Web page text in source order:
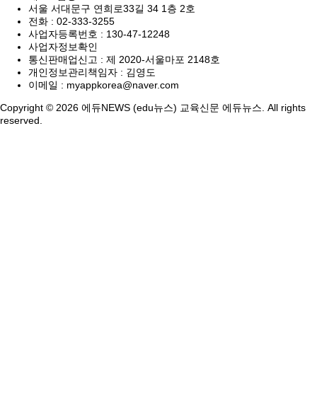
서울 서대문구 연희로33길 34 1층 2호
전화 : 02-333-3255
사업자등록번호 : 130-47-12248
사업자정보확인
통신판매업신고 : 제 2020-서울마포 2148호
개인정보관리책임자 : 김영도
이메일 : myappkorea@naver.com
Copyright © 2026 에듀NEWS (edu뉴스) 교육신문 에듀뉴스. All rights
reserved.